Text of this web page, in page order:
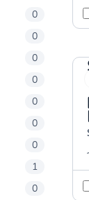
0
0
0
0
0
0
0
1
0